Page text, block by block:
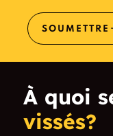
SOUMETTRE
À quoi
vissés?